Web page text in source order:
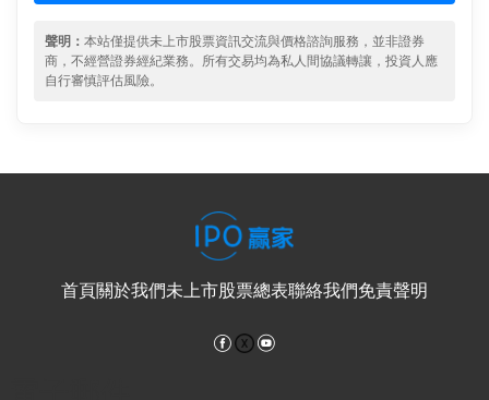
聲明： 本站僅提供未上市股票資訊交流與價格諮詢服務，並非證券
商，不經營證券經紀業務。所有交易均為私人間協議轉讓，投資人應
自行審慎評估風險。
首頁關於我們未上市股票總表聯絡我們免責聲明
Facebook